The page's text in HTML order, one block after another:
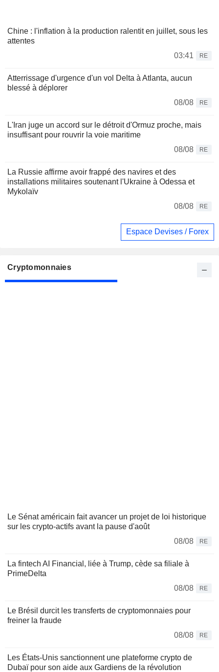
Chine : l'inflation à la production ralentit en juillet, sous les
attentes
03:41
RE
Atterrissage d'urgence d'un vol Delta à Atlanta, aucun
blessé à déplorer
08/08
RE
L'Iran juge un accord sur le détroit d'Ormuz proche, mais
insuffisant pour rouvrir la voie maritime
08/08
RE
La Russie affirme avoir frappé des navires et des
installations militaires soutenant l'Ukraine à Odessa et
Mykolaïv
08/08
RE
Espace Devises / Forex
Cryptomonnaies
Le Sénat américain fait avancer un projet de loi historique
sur les crypto-actifs avant la pause d'août
08/08
RE
La fintech AI Financial, liée à Trump, cède sa filiale à
PrimeDelta
08/08
RE
Le Brésil durcit les transferts de cryptomonnaies pour
freiner la fraude
08/08
RE
Les États-Unis sanctionnent une plateforme crypto de
Dubaï pour son aide aux Gardiens de la révolution